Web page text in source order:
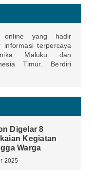
online yang hadir
informasi terpercaya
Maluku dan
Timur. Berdiri
Digelar 8
Kegiatan
Warga
2025